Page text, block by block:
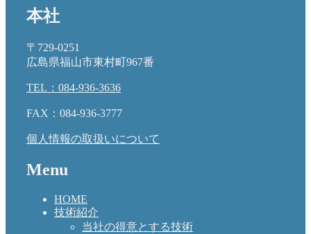
本社
〒729-0251
広島県福山市東村町967番
TEL：084-936-3636
FAX：084-936-3777
個人情報の取扱いについて
Menu
HOME
技術紹介
当社の得意とする技術